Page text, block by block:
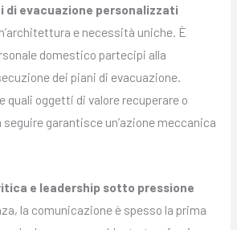
di evacuazione personalizzati
e necessità uniche. È
domestico partecipi alla
dei piani di evacuazione.
quali oggetti di valore recuperare o
garantisce un’azione meccanica
e leadership sotto pressione
la comunicazione è spesso la prima